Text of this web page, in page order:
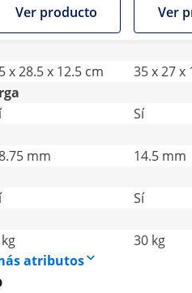
Ver producto Ver
x 28.5 x 12.5 cm
35 x 27 x
Sí
mm
14.5 mm
Sí
30 kg
atributos